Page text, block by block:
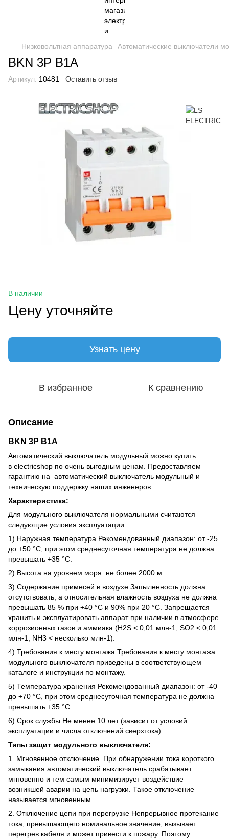
Низковольтная аппаратура Автоматические выключатели
BKN 3P B1A
Артикул: 10481 Оставить отзыв
В наличии
Цену уточняйте
Узнать цену
В избранное К сравнению
Описание
BKN 3P B1A
Автоматический выключатель модульный можно купить
в electricshop по очень выгодным ценам. Предоставляем
гарантию на автоматический выключатель модульный и
техническую поддержку наших инженеров.
Характеристика:
Для модульного выключателя нормальными считаются
следующие условия эксплуатации:
1) Наружная температура Рекомендованный диапазон: от -25
до +50 °C, при этом среднесуточная температура не должна
превышать +35 °C.
2) Высота на уровнем моря: не более 2000 м.
3) Содержание примесей в воздухе Запыленность должна
отсутствовать, а относительная влажность воздуха не должна
превышать 85 % при +40 °C и 90% при 20 °C. Запрещается
хранить и эксплуатировать аппарат при наличии в атмосфере
коррозионных газов и аммиака (H2S < 0,01 млн-1, SO2 < 0,01
млн-1, NH3 < несколько млн-1).
4) Требования к месту монтажа Требования к месту монтажа
модульного выключателя приведены в соответствующем
каталоге и инструкции по монтажу.
5) Температура хранения Рекомендованный диапазон: от -40
до +70 °C, при этом среднесуточная температура не должна
превышать +35 °C.
6) Срок службы Не менее 10 лет (зависит от условий
эксплуатации и числа отключений сверхтока).
Типы защит модульного выключателя:
1. Мгновенное отключение. При обнаружении тока короткого
замыкания автоматический выключатель срабатывает
мгновенно и тем самым минимизирует воздействие
возникшей аварии на цепь нагрузки. Такое отключение
называется мгновенным.
2. Отключение цепи при перегрузке Непрерывное протекание
тока, превышающего номинальное значение, вызывает
перегрев кабеля и может привести к пожару. Поэтому